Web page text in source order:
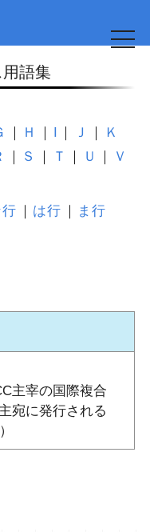
t
o
l
g
語集
Ｈ I Ｊ
Ｋ
Ｓ Ｔ Ｕ
Ｖ
は行
ま行
主宰の国際複合
宛に発行される